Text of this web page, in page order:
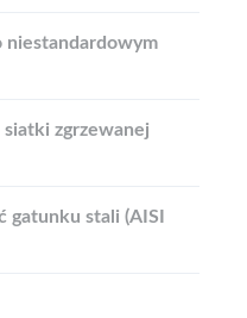
niestandardowym
zgrzewanej
gatunku stali (AISI